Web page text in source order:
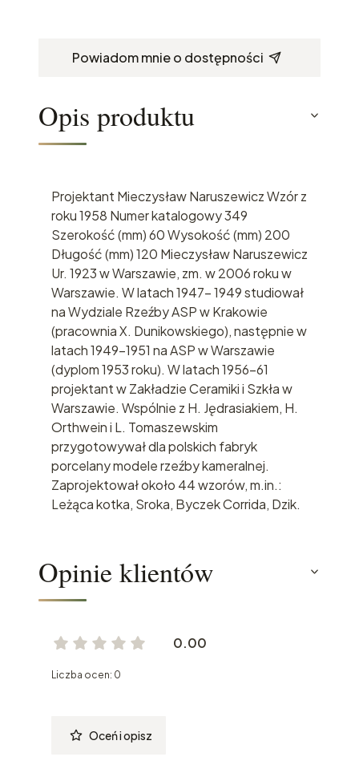
Powiadom mnie o dostępności
Opis produktu
Projektant Mieczysław Naruszewicz Wzór z
roku 1958 Numer katalogowy 349
Szerokość (mm) 60 Wysokość (mm) 200
Długość (mm) 120 Mieczysław Naruszewicz
Ur. 1923 w Warszawie, zm. w 2006 roku w
Warszawie. W latach 1947- 1949 studiował
na Wydziale Rzeźby ASP w Krakowie
(pracownia X. Dunikowskiego), następnie w
latach 1949-1951 na ASP w Warszawie
(dyplom 1953 roku). W latach 1956-61
projektant w Zakładzie Ceramiki i Szkła w
Warszawie. Wspólnie z H. Jędrasiakiem, H.
Orthwein i L. Tomaszewskim
przygotowywał dla polskich fabryk
porcelany modele rzeźby kameralnej.
Zaprojektował około 44 wzorów, m.in.:
Leżąca kotka, Sroka, Byczek Corrida, Dzik.
Opinie klientów
0.00
Liczba ocen: 0
Oceń i opisz